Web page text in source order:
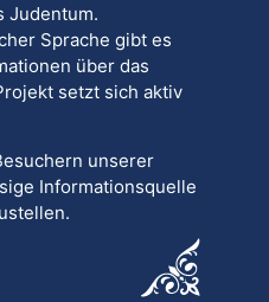
Judentum.
Sprache gibt es
über das
setzt sich aktiv
unserer
Informationsquelle